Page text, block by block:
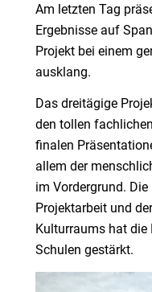
Am letzten Tag
Ergebnisse auf
Projekt bei einem
ausklang.
Das dreitägige
den tollen
finalen
allem der
im Vordergrund.
Projektarbeit und
Kulturraums hat die
Schulen gestärkt.